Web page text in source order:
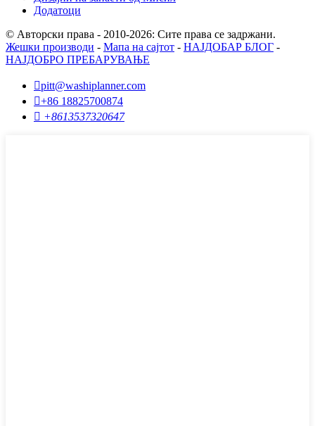
Додатоци
© Авторски права - 2010-2026: Сите права се задржани.
Жешки производи - Мапа на сајтот - НАЈДОБАР БЛОГ -
НАЈДОБРО ПРЕБАРУВАЊЕ
pitt@washiplanner.com
+86 18825700874
 +8613537320647